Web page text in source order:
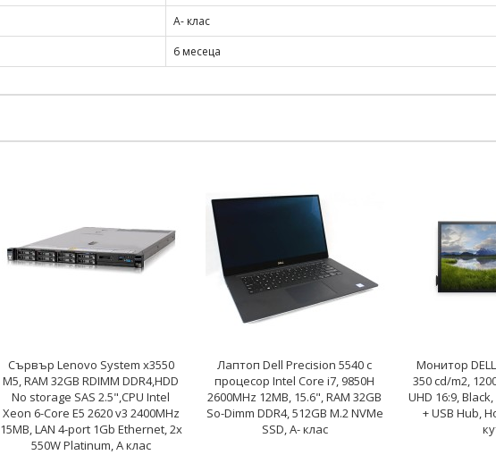
A- клас
6 месеца
Сървър Lenovo System x3550
M5, RAM 32GB RDIMM DDR4,HDD
No storage SAS 2.5",CPU Intel
Xeon 6-Core E5 2620 v3 2400MHz
15MB, LAN 4-port 1Gb Ethernet, 2x
550W Platinum, A клас
Лаптоп Dell Precision 5540 с
процесор Intel Core i7, 9850H
2600MHz 12MB, 15.6", RAM 32GB
So-Dimm DDR4, 512GB M.2 NVMe
SSD, A- клас
Монитор
350 cd/m2,
UHD 16:9,
+ USB Hub,